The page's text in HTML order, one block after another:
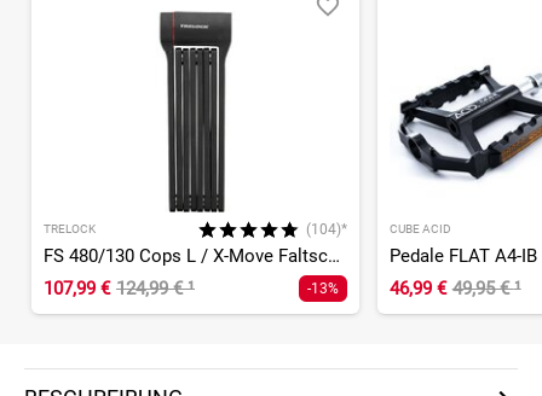
TRELOCK (104)*
FS 480/130 Cops L / X-Move Faltschloss
107,99 € 124,99 €¹ -13%
CUBE ACID
Pedale FLAT A4-
46,99 € 49,95 €¹